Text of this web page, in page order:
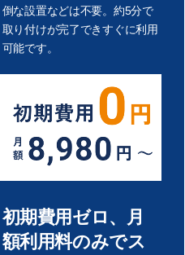
倒な設置などは不要。約5分で
取り付けが完了できすぐに利用
可能です。
初期費用ゼロ、月
額利用料のみでス